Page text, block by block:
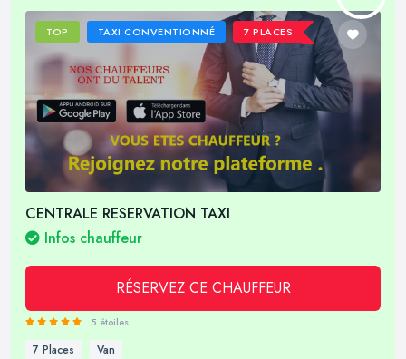
TOP TAXI CONVENTIONNÉ 7 PLACES
CENTRALE RESERVATION TAXI
Infos chauffeur
RÉSERVEZ CE CHAUFFEUR
5 étoiles
7 Places Van